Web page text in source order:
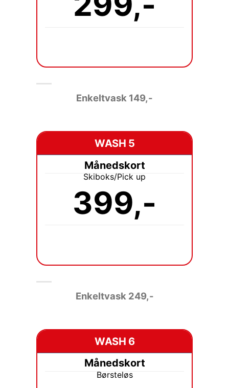
Enkeltvask 149,-
WASH 5
Månedskort
Skiboks/Pick up
399,-
Enkeltvask 249,-
WASH 6
Månedskort
Børsteløs